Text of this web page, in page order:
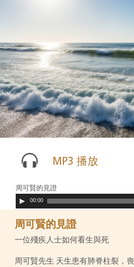
MP3 播放
周可賢的見證
00:00
周可賢的見證
一位殘疾人士如何看生與死
周可賢先生 天生患有肺脊柱裂，